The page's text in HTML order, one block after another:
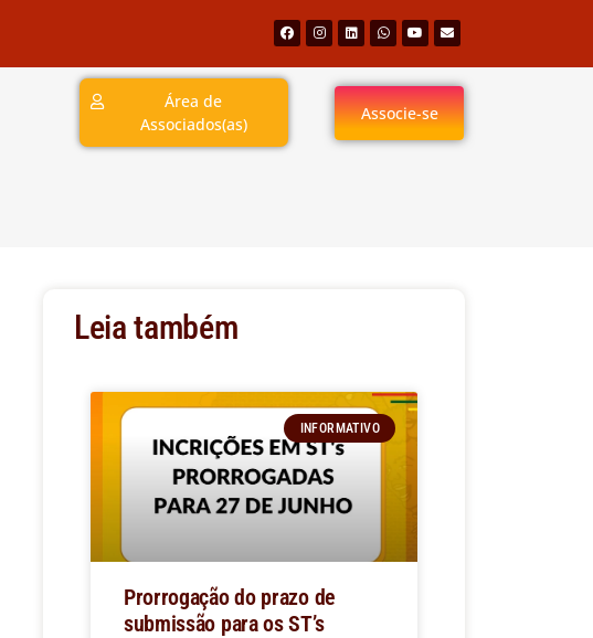
Área de
Associados(as)
Associe-se
Leia também
INFORMATIVO
Prorrogação do prazo de
submissão para os ST’s